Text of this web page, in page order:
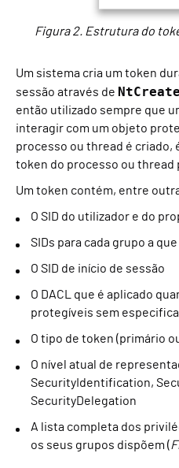
Figura 2. Estrutura do
Um sistema cria um token
sessão através de
então utilizado sempre que
interagir com um objeto
processo ou thread é criado,
token do processo ou thread
Um token contém, entre
O SID do utilizador e do
SIDs para cada grupo a
O SID de início de sessão
O DACL que é aplicado
protegíveis sem
O tipo de token (primário
O nível atual de
SecurityIdentification,
SecurityDelegation
A lista completa dos
os seus grupos dispõem (